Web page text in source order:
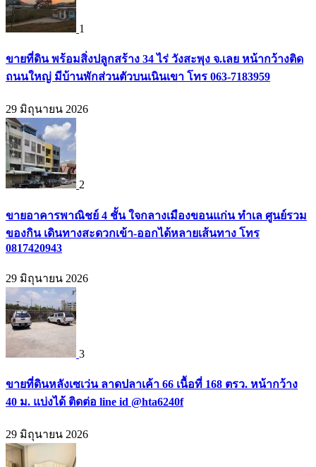
1
ขายที่ดิน พร้อมสิ่งปลูกสร้าง 34 ไร่ วังสะพุง จ.เลย หน้ากว้างติด
ถนนใหญ่ มีบ้านพักส่วนตัวบนเนินเขา โทร 063-7183959
29 มิถุนายน 2026
2
ขายอาคารพาณิชย์ 4 ชั้น ใจกลางเมืองขอนแก่น ทำเล ศูนย์รวม
ของกิน เดินทางสะดวกเข้า-ออกได้หลายเส้นทาง โทร
0817420943
29 มิถุนายน 2026
3
ขายที่ดินหลังเซเว่น ลาดปลาเค้า 66 เนื้อที่ 168 ตรว. หน้ากว้าง
40 ม. แบ่งได้ ติดต่อ line id @hta6240f
29 มิถุนายน 2026